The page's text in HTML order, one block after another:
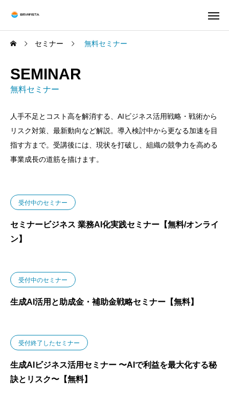
セミナー 無料セミナー
SEMINAR
無料セミナー
人手不足とコスト高を解消する、AIビジネス活用戦略・戦術から
リスク対策、最新動向など解説。導入検討中から更なる加速を目
指す方まで。受講後には、現状を打破し、組織の競争力を高める
事業成長の道筋を描けます。
受付中のセミナー
セミナービジネス 業務AI化実践セミナー【無料/オンライ
ン】
受付中のセミナー
生成AI活用と助成金・補助金戦略セミナー【無料】
受付終了したセミナー
生成AIビジネス活用セミナー 〜AIで利益を最大化する秘
訣とリスク〜【無料】